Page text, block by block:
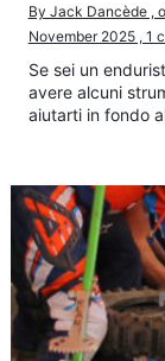
By Jack Dancède ,
November 2025 , 1
Se sei un
avere alcuni
aiutarti in fondo